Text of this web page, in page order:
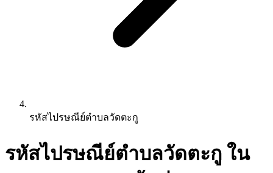
รหัสไปรษณีย์ตำบลวัดตะกู
รหัสไปรษณีย์ตำบลวัดตะกู ใน